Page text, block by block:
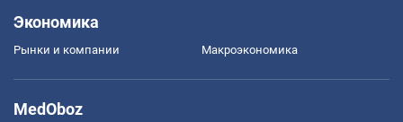
Экономика
Рынки и компании Mакроэкономика
MedOboz